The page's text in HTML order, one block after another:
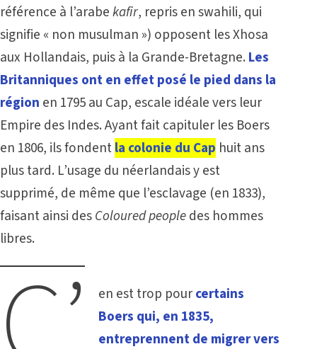
référence à l’arabekafir, repris en swahili, qui
signifie « non musulman ») opposent les Xhosa
aux Hollandais, puis à la Grande-Bretagne. Les
Britanniques ont en effet posé le pied dans la
région en 1795 au Cap, escale idéale vers leur
Empire des Indes. Ayant fait capituler les Boers
en 1806, ils fondentla colonie du Cap huit ans
plus tard. L’usage du néerlandais y est
supprimé, de même que l’esclavage (en 1833),
faisant ainsi desColoured peopledes hommes
libres.
en est trop pourcertains
Boers qui, en 1835,
entreprennent de migrer vers